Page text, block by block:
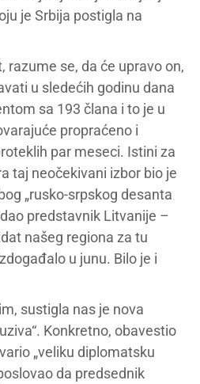
je Srbija postigla na
razume se, da će upravo on,
u sledećih godinu dana
sa 193 člana i to je u
propraćeno i
par meseci. Istini za
taj neočekivani izbor bio je
„rusko-srpskog desanta
predstavnik Litvanije –
našeg regiona za tu
u junu. Bilo je i
sustigla nas je nova
Konkretno, obavestio
„veliku diplomatsku
da predsednik